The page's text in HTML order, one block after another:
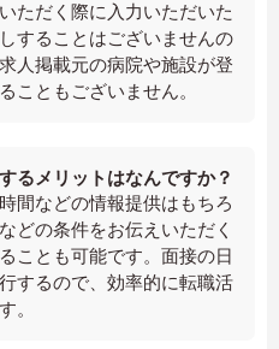
ただく際に入力いただいた
することはございませんの
人掲載元の病院や施設が登
こともございません。
るメリットはなんですか？
間などの情報提供はもちろ
どの条件をお伝えいただく
ことも可能です。面接の日
するので、効率的に転職活
。